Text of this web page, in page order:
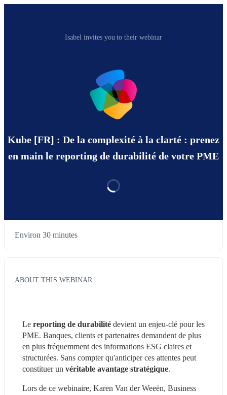
Isabel invites you to their webinar
Kube [FR] : De la complexité à la clarté : prenez
en main le reporting de durabilité de votre PME
Environ 30 minutes
ABOUT THIS WEBINAR
Le reporting de durabilité devient un enjeu-clé pour les
PME. Banques, clients et partenaires demandent de plus
en plus fréquemment des informations ESG claires et
structurées. Sans compter qu'anticiper ces attentes peut
constituer un véritable avantage stratégique.
Lors de ce webinaire, Karen Van der Weeën, Business